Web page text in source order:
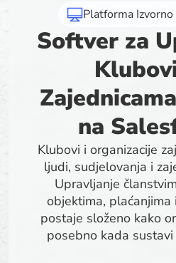
Platforma
Softver za
na
Klubovi i organizacije
ljudi, sudjelovanja i
Upravljanje
objektima, plaćanjima
postaje složeno kako
posebno kada